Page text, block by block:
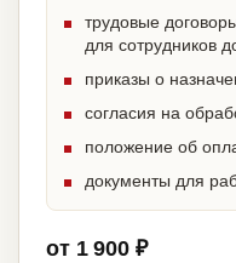
трудовые
для сотрудников
приказы о
согласия на
положение об
документы для
от 1 900 ₽